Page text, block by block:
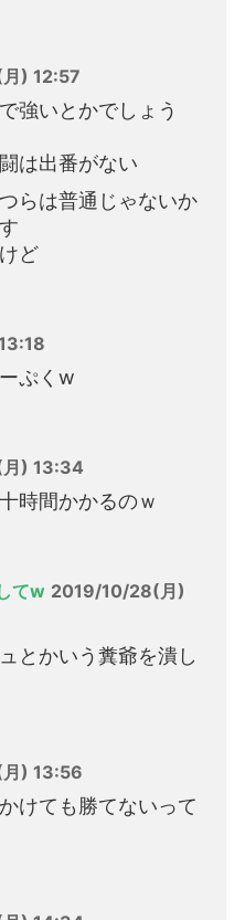
) 12:57
強いとかでしょう
は出番がない
らは普通じゃないか
ど
ぷくw
) 13:34
時間かかるのｗ
てw 2019/10/28(月)
とかいう糞爺を潰し
) 13:56
けても勝てないって